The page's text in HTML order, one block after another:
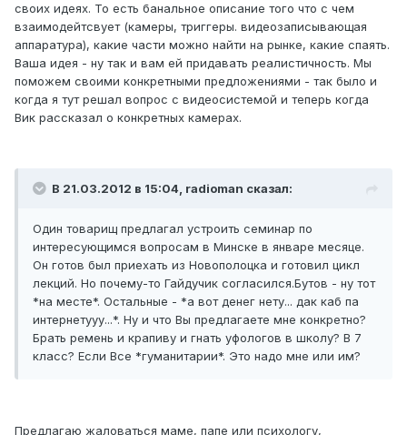
своих идеях. То есть банальное описание того что с чем
взаимодейтсвует (камеры, триггеры. видеозаписывающая
аппаратура), какие части можно найти на рынке, какие спаять.
Ваша идея - ну так и вам ей придавать реалистичность. Мы
поможем своими конкретными предложениями - так было и
когда я тут решал вопрос с видеосистемой и теперь когда
Вик рассказал о конкретных камерах.
В 21.03.2012 в 15:04, radioman сказал:
Один товарищ предлагал устроить семинар по
интересующимся вопросам в Минске в январе месяце.
Он готов был приехать из Новополоцка и готовил цикл
лекций. Но почему-то Гайдучик согласился.Бутов - ну тот
*на месте*. Остальные - *а вот денег нету... дак каб па
интернетууу...*. Ну и что Вы предлагаете мне конкретно?
Брать ремень и крапиву и гнать уфологов в школу? В 7
класс? Если Все *гуманитарии*. Это надо мне или им?
Предлагаю жаловаться маме, папе или психологу,